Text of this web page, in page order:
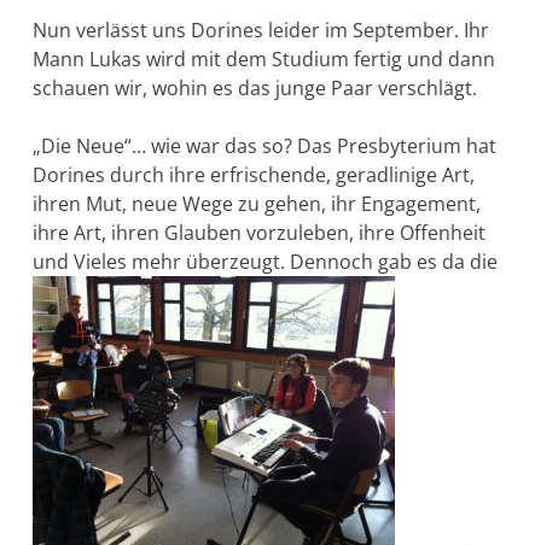
Nun verlässt uns Dorines leider im September. Ihr
Mann Lukas wird mit dem Studium fertig und dann
schauen wir, wohin es das junge Paar verschlägt.
„Die Neue“… wie war das so? Das Presbyterium hat
Dorines durch ihre erfrischende, geradlinige Art,
ihren Mut, neue Wege zu gehen, ihr Engagement,
ihre Art, ihren Glauben vorzuleben, ihre Offenheit
und Vieles mehr überzeugt. Dennoch gab es da die